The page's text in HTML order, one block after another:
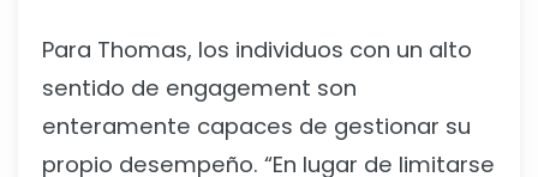
Para Thomas, los individuos con un alto
sentido de engagement son
enteramente capaces de gestionar su
propio desempeño. “En lugar de limitarse